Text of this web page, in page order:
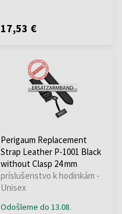
17,53 €
Perigaum Replacement
Strap Leather P-1001 Black
without Clasp 24 mm
príslušenstvo k hodinkám -
Unisex
Odošleme do 13.08.